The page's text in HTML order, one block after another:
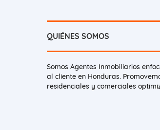
QUIÉNES SOMOS
Somos Agentes Inmobiliarios
al cliente en Honduras.
residenciales y comerciales